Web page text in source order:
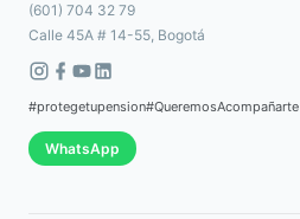
(601) 704 32 79
Calle 45A # 14-55, Bogotá
#protegetupension#QueremosAcompañarte
WhatsApp